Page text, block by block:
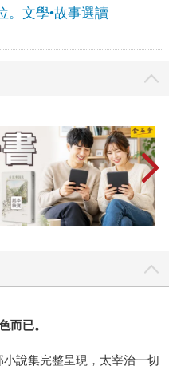
。文學•故事選讀
而已。
說集完整呈現，太宰治一切